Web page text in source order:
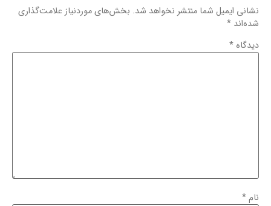
نشانی ایمیل شما منتشر نخواهد شد. بخش‌های موردنیاز علامت‌گذاری
شده‌اند *
دیدگاه *
نام*